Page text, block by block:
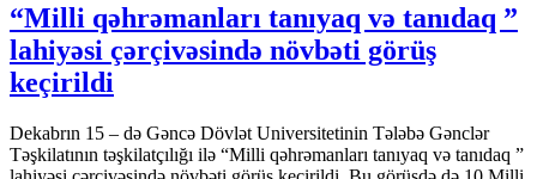
“Milli qəhrəmanları tanıyaq və tanıdaq ”
lahiyəsi çərçivəsində növbəti görüş
keçirildi
Dekabrın 15 – də Gəncə Dövlət Universitetinin Tələbə Gənclər
Təşkilatının təşkilatçılığı ilə “Milli qəhrəmanları tanıyaq və tanıdaq ”